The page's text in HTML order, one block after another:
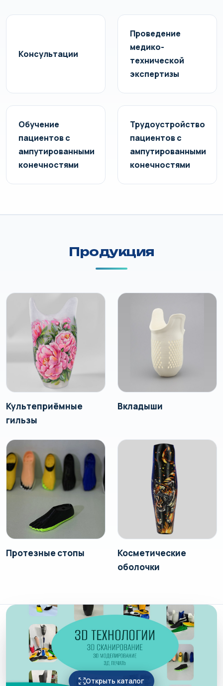
Консультации
Проведение
медико-
технической
экспертизы
Обучение
пациентов с
ампутированными
конечностями
Трудоустройство
пациентов с
ампутированными
конечностями
Продукция
Культеприёмные
гильзы
Вкладыши
Протезные стопы
Косметические
оболочки
Открыть каталог